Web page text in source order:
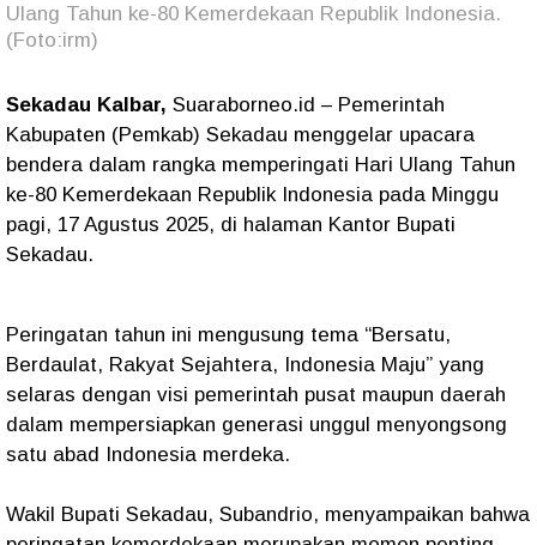
Ulang Tahun ke-80 Kemerdekaan Republik Indonesia.
(Foto:irm)
Sekadau Kalbar, Suaraborneo.id – Pemerintah
Kabupaten (Pemkab) Sekadau menggelar upacara
bendera dalam rangka memperingati Hari Ulang Tahun
ke-80 Kemerdekaan Republik Indonesia pada Minggu
pagi, 17 Agustus 2025, di halaman Kantor Bupati
Sekadau.
Peringatan tahun ini mengusung tema “Bersatu,
Berdaulat, Rakyat Sejahtera, Indonesia Maju” yang
selaras dengan visi pemerintah pusat maupun daerah
dalam mempersiapkan generasi unggul menyongsong
satu abad Indonesia merdeka.
Wakil Bupati Sekadau, Subandrio, menyampaikan bahwa